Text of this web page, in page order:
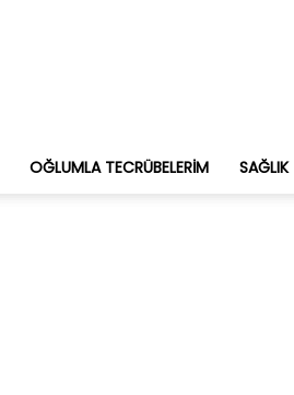
OĞLUMLA TECRÜBELERIM SAĞLIK